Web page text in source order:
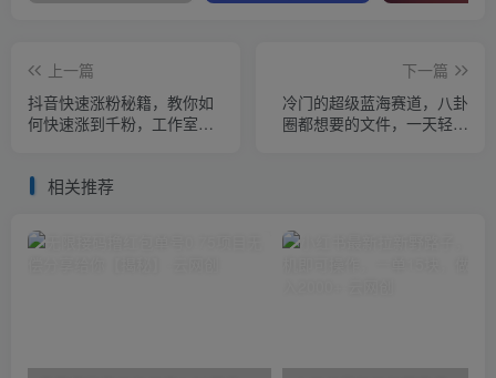
上一篇
抖音快速涨粉秘籍，教你如
何快速涨到千粉，工作室可
下一篇
冷门的超级蓝海赛道，八卦
圈都想要的文件，一天轻松
相关推荐